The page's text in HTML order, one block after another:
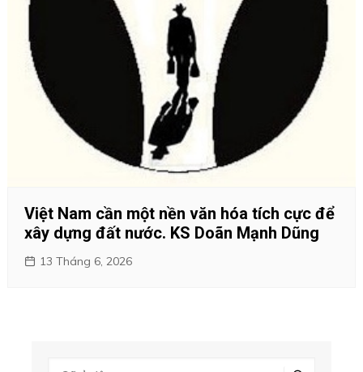
Việt Nam cần một nền văn hóa tích cực để
xây dựng đất nước. KS Doãn Mạnh Dũng
13 Tháng 6, 2026